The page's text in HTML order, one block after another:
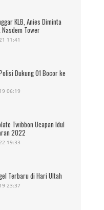
KLB, Anies Diminta
Tower
11:41
Dukung 01 Bocor ke
06:19
Twibbon Ucapan Idul
2022
19:33
Terbaru di Hari Ultah
23:37